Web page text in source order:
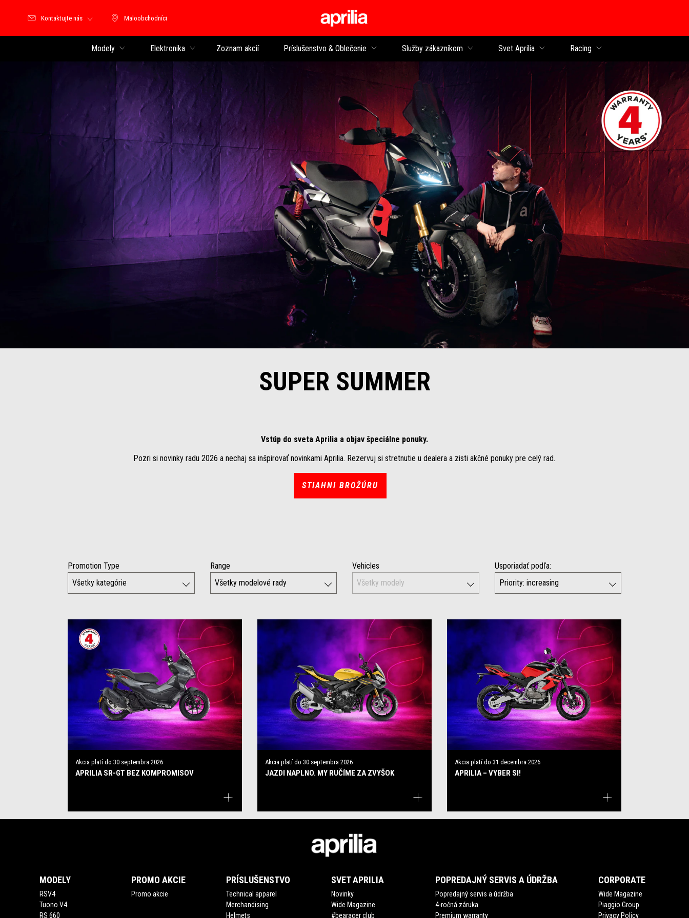
Maloobchodníci
Maloobchodníci
Kontaktujte nás
Modely Elektronika Zoznam akcií Príslušenstvo & Oblečenie Služby zákazníkom Svet Aprilia Racing
SUPER SUMMER
Vstúp do sveta Aprilia a objav špeciálne ponuky.
Pozri si novinky radu 2026 a nechaj sa inšpirovať novinkami Aprilia. Rezervuj si stretnutie u dealera a zisti akčné ponuky pre celý rad.
STIAHNI BROŽÚRU
Promotion Type Range Vehicles Usporiadať podľa:
Akcia platí do 30 septembra 2026
APRILIA SR-GT BEZ KOMPROMISOV
Akcia platí do 30 septembra 2026
JAZDI NAPLNO. MY RUČÍME ZA ZVYŠOK
Akcia platí do 31 decembra 2026
APRILIA – VYBER SI!
MODELY
RSV4
Tuono V4
RS 660
PROMO AKCIE
Promo akcie
PRÍSLUŠENSTVO
Technical apparel
Merchandising
Helmets
SVET APRILIA
Novinky
Wide Magazine
#bearacer club
POPREDAJNÝ SERVIS A ÚDRŽBA
Popredajný servis a údržba
4-ročná záruka
Premium warranty
CORPORATE
Wide Magazine
Piaggio Group
Privacy Policy